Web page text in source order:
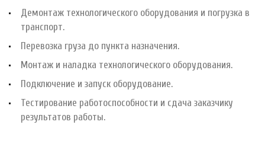
Демонтаж технологического оборудования и погрузка в
транспорт.
Перевозка груза до пункта назначения.
Монтаж и наладка технологического оборудования.
Подключение и запуск оборудование.
Тестирование работоспособности и сдача заказчику
результатов работы.